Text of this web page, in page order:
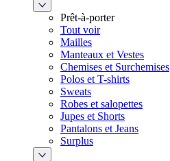
Prêt-à-porter
Tout voir
Mailles
Manteaux et Vestes
Chemises et Surchemises
Polos et T-shirts
Sweats
Robes et salopettes
Jupes et Shorts
Pantalons et Jeans
Surplus